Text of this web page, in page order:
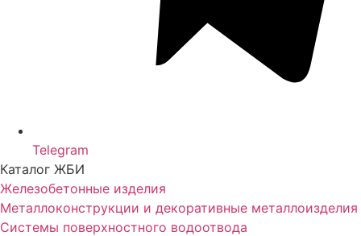
Telegram
Каталог ЖБИ
Железобетонные изделия
Металлоконструкции и декоративные металлоизделия
Системы поверхностного водоотвода